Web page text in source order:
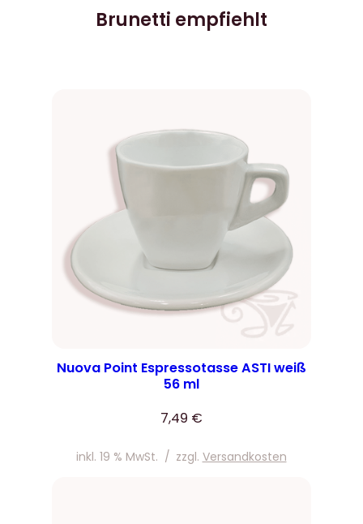
Brunetti empfiehlt
Nuova Point Espressotasse ASTI weiß
56 ml
7,49 €
inkl. 19 % MwSt. / zzgl. Versandkosten